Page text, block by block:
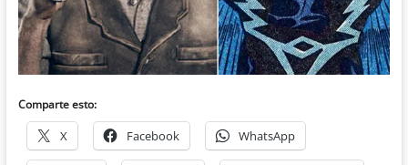
Comparte esto:
X Facebook WhatsApp